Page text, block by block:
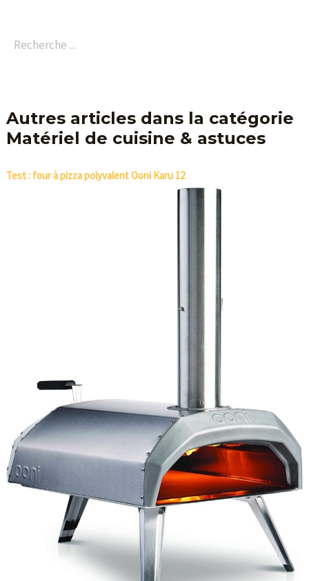
Autres articles dans la catégorie
Matériel de cuisine & astuces
Test : four à pizza polyvalent Ooni Karu 12